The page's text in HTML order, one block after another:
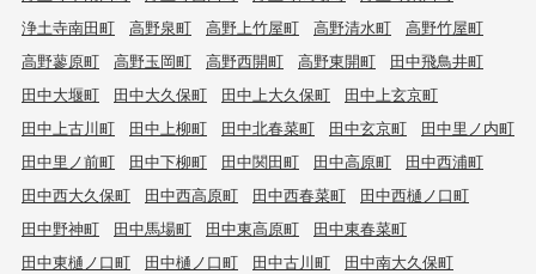
浄土寺南田町
高野泉町 高野上竹屋町 高野清水町
高野竹屋町
高野蓼原町
高野玉岡町 高野西開町 高野東開町
田中飛鳥井町
田中大堰町
田中大久保町 田中上大久保町
田中上玄京町
田中上古川町
田中上柳町 田中北春菜町 田中玄京町
田中里ノ内町
田中里ノ前町
田中下柳町 田中関田町 田中高原町
田中西浦町
田中西大久保町
田中西高原町 田中西春菜町
田中西樋ノ口町
田中野神町
田中馬場町 田中東高原町
田中東春菜町
田中東樋ノ口町
田中樋ノ口町 田中古川町
田中南大久保町